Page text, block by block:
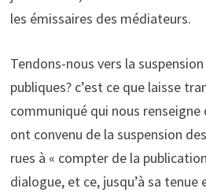
les émissaires des médiateurs.
Tendons-nous vers la
publiques? c’est ce que laisse
communiqué qui nous
ont convenu de la suspension
rues à « compter de la
dialogue, et ce, jusqu’à sa tenue